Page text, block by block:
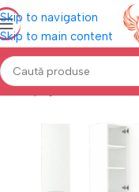
Skip to navigation
Skip to main content
Prima pagină Mobilă BAIE